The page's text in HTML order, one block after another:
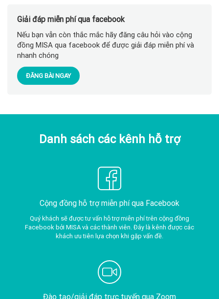
Giải đáp miễn phí qua facebook
Nếu bạn vẫn còn thắc mắc hãy đăng câu hỏi vào cộng
đồng MISA qua facebook để được giải đáp miễn phí và
nhanh chóng
ĐĂNG BÀI NGAY
Danh sách các kênh hỗ trợ
Cộng đồng hỗ trợ miễn phí qua Facebook
Quý khách sẽ được tư vấn hỗ trợ miễn phí trên cộng đồng
Facebook bởi MISA và các thành viên. Đây là kênh được các
khách ưu tiên lựa chọn khi gặp vấn đề.
Đào tạo/giải đáp trực tuyến qua Zoom